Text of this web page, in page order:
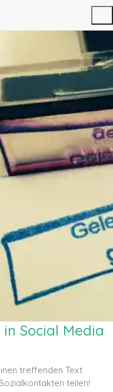
Social Media
treffenden Text
teilen!